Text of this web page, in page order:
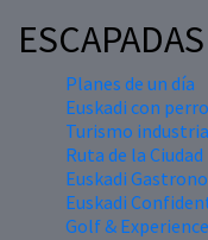
Planes de un día
Euskadi con perro
Turismo
Ruta de la
Euskadi
Euskadi
Golf &